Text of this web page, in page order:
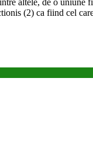
(2) ca fiind cel